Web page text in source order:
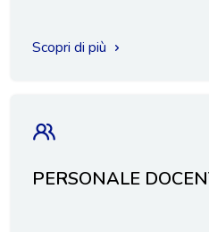
Scopri di più
PERSONALE